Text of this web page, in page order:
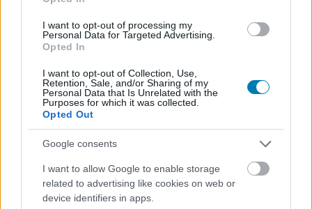
I want to opt-out of processing my
Personal Data for Targeted Advertising.
Opted In
I want to opt-out of Collection, Use,
Retention, Sale, and/or Sharing of my
Personal Data that Is Unrelated with the
Purposes for which it was collected.
Opted Out
Google consents
I want to allow Google to enable storage
related to advertising like cookies on web or
device identifiers in apps.
hangulata – Jön a második forduló! (X)
Július végén folytatódik a balatoni strandröplabda-
sorozat.
#project blackbird
#project maverick
#extraction shooter
#pvevp
#fps